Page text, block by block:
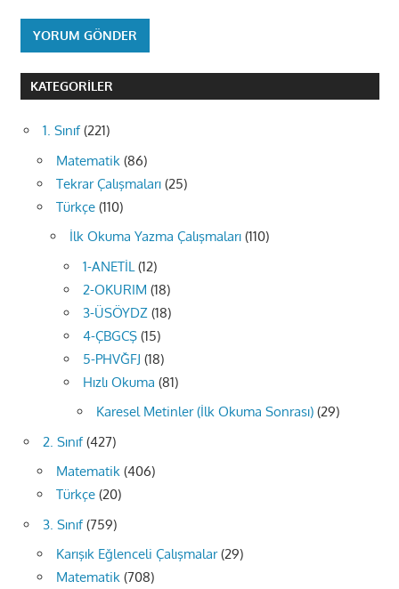
KATEGORILER
1. Sınıf(221)
Matematik (86)
Tekrar Çalışmaları (25)
Türkçe (110)
İlk Okuma Yazma Çalışmaları (110)
1-ANETİL(12)
2-OKURIM (18)
3-ÜSÖYDZ (18)
4-ÇBGCŞ (15)
5-PHVĞFJ (18)
Hızlı Okuma (81)
Karesel Metinler (İlk Okuma Sonrası) (29)
2. Sınıf(427)
Matematik (406)
Türkçe (20)
3. Sınıf(759)
Karışık Eğlenceli Çalışmalar(29)
Matematik (708)